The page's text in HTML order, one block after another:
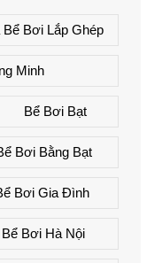
Bể Bơi Lắp Ghép
Minh
Bể Bơi Bạt
Bơi Bằng Bạt
Bơi Gia Đình
Bể Bơi Hà Nội